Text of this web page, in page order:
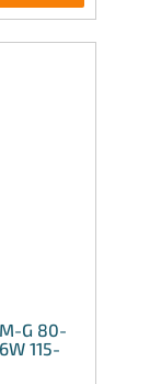
G 80-
115-